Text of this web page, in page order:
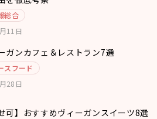
総合
11日
ガンカフェ＆レストラン7選
スフード
28日
可】おすすめヴィーガンスイーツ8選